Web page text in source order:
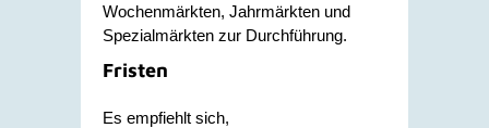
Wochenmärkten, Jahrmärkten und
Spezialmärkten zur Durchführung.
Fristen
Es empfiehlt sich,